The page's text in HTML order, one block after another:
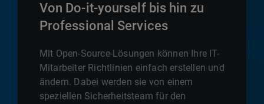
Von Do-it-yourself bis hin zu
Professional Services
Mit Open-Source-Lösungen können Ihre IT-
Mitarbeiter Richtlinien einfach erstellen und
ändern. Dabei werden sie von einem
speziellen Sicherheitsteam für den